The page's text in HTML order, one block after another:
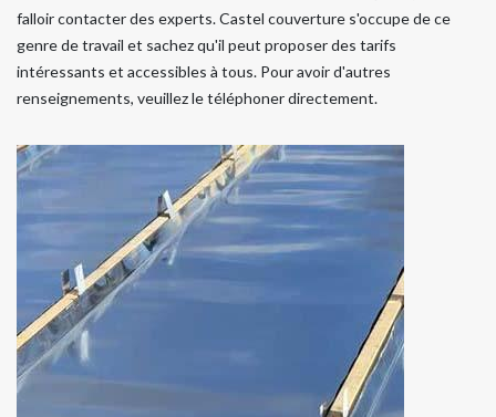
falloir contacter des experts. Castel couverture s'occupe de ce
genre de travail et sachez qu'il peut proposer des tarifs
intéressants et accessibles à tous. Pour avoir d'autres
renseignements, veuillez le téléphoner directement.